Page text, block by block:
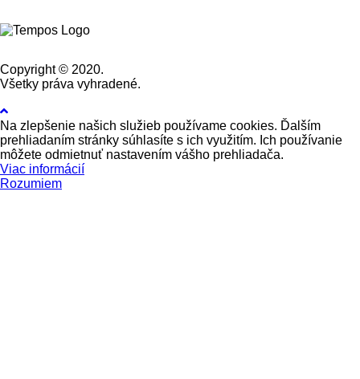
Copyright © 2020.
Všetky práva vyhradené.
Na zlepšenie našich služieb používame cookies. Ďalším
prehliadaním stránky súhlasíte s ich využitím. Ich používanie
môžete odmietnuť nastavením vášho prehliadača.
Viac informácií
Rozumiem